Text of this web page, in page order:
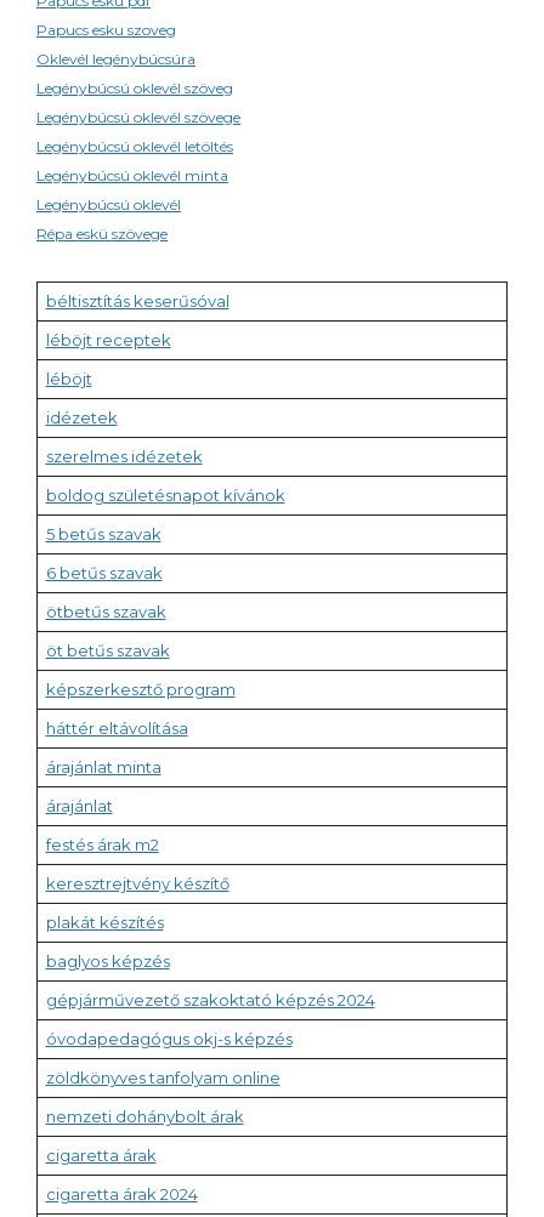
Papucs esku szoveg
Oklevél legénybúcsúra
Legénybúcsú oklevél szöveg
Legénybúcsú oklevél szövege
Legénybúcsú oklevél letöltés
Legénybúcsú oklevél minta
Legénybúcsú oklevél
Répa eskü szövege
béltisztítás keserűsóval
léböjt receptek
léböjt
idézetek
szerelmes idézetek
boldog születésnapot kívánok
5 betűs szavak
6 betűs szavak
ötbetűs szavak
öt betűs szavak
képszerkesztő program
háttér eltávolítása
árajánlat minta
árajánlat
festés árak m2
keresztrejtvény készítő
plakát készítés
baglyos képzés
gépjárművezető szakoktató képzés 2024
óvodapedagógus okj-s képzés
zöldkönyves tanfolyam online
nemzeti dohánybolt árak
cigaretta árak
cigaretta árak 2024